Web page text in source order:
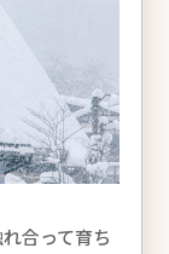
合って育ち